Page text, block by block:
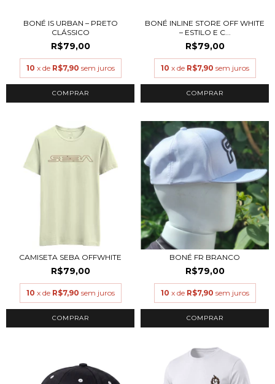
BONÉ IS URBAN – PRETO
CLÁSSICO
R$79,00
10 x de R$7,90 sem juros
BONÉ INLINE STORE OFF WHITE
– ESTILO E C...
R$79,00
10 x de R$7,90 sem juros
CAMISETA SEBA OFFWHITE
R$79,00
10 x de R$7,90 sem juros
COMPRAR
BONÉ FR BRANCO
R$79,00
10 x de R$7,90 sem juros
COMPRAR